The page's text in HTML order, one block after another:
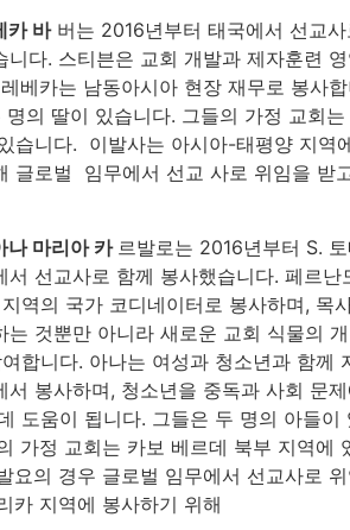
카 바버는 2016년부터 태국에서 선교사
니다. 스티븐은 교회 개발과 제자훈련
베카는 남동아시아 현장 재무로 봉사
명의 딸이 있습니다. 그들의 가정 교회는
습니다. 이발사는 아시아-태평양 지역
글로벌 임무에서 선교 사로 위임을 받
나 마리아 카 르발로는 2016년부터 S.
서 선교사로 함께 봉사했습니다. 페르난
역의 국가 코디네이터로 봉사하며, 목
는 것뿐만 아니라 새로운 교회 식물의
합니다. 아나는 여성과 청소년과 함께
서 봉사하며, 청소년을 중독과 사회 문
도움이 됩니다. 그들은 두 명의 아들이
가정 교회는 카보 베르데 북부 지역에
요의 경우 글로벌 임무에서 선교사로
카 지역에 봉사하기 위해